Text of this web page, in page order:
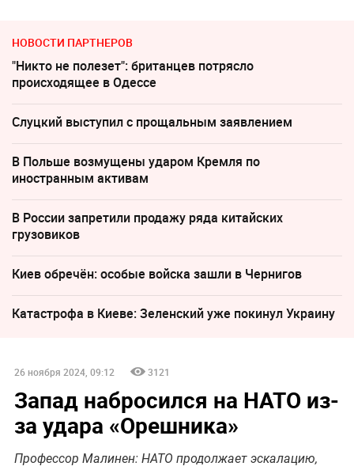
НОВОСТИ ПАРТНЕРОВ
"Никто не полезет": британцев потрясло
происходящее в Одессе
Слуцкий выступил с прощальным заявлением
В Польше возмущены ударом Кремля по
иностранным активам
В России запретили продажу ряда китайских
грузовиков
Киев обречён: особые войска зашли в Чернигов
Катастрофа в Киеве: Зеленский уже покинул Украину
26 ноября 2024, 09:12 3121
Запад набросился на НАТО из-
за удара «Орешника»
Профессор Малинен: НАТО продолжает эскалацию,